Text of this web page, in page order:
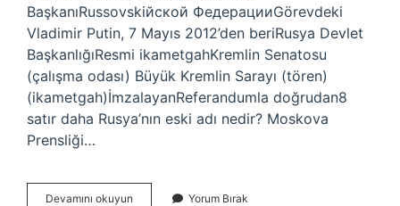
BaşkanıRussovskiйской ФедерацииGörevdeki
Vladimir Putin, 7 Mayıs 2012’den beriRusya Devlet
BaşkanlığıResmi ikametgahKremlin Senatosu
(çalışma odası) Büyük Kremlin Sarayı (tören)
(ikametgah)İmzalayanReferandumla doğrudan8
satır daha Rusya’nın eski adı nedir? Moskova
Prensliği…
Devamını okuyun Yorum Bırak